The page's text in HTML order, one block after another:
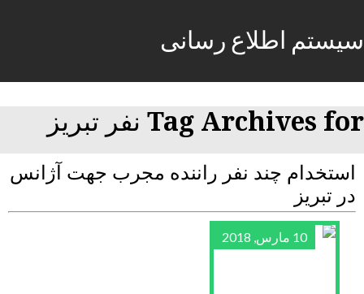
سیستم اطلاع رسانی
Tag Archives for نفر تبریز
استخدام چند نفر راننده مجرب جهت آژانس
در تبریز
10 مارس, 2018